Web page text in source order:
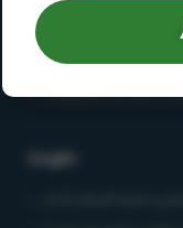
Werken bij
– Vacatures
–
Login